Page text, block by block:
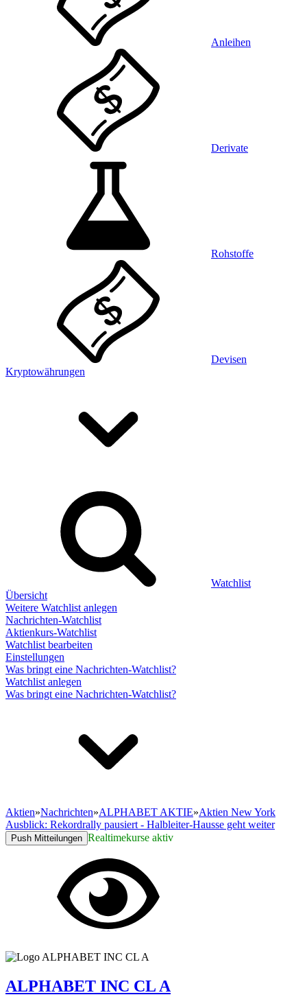
Anleihen
Derivate
Rohstoffe
Devisen
Kryptowährungen
Watchlist
Übersicht
Weitere Watchlist anlegen
Nachrichten-Watchlist
Aktienkurs-Watchlist
Watchlist bearbeiten
Einstellungen
Was bringt eine Nachrichten-Watchlist?
Watchlist anlegen
Was bringt eine Nachrichten-Watchlist?
Aktien»Nachrichten»ALPHABET AKTIE»Aktien New York
Ausblick: Rekordrally pausiert - Halbleiter-Hausse geht weiter
Push Mitteilungen Realtimekurse aktiv
ALPHABET INC CL A